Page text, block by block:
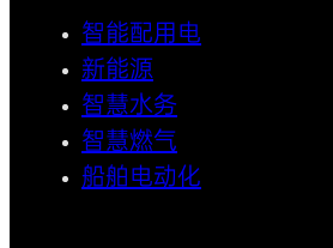
智能配用电
新能源
智慧水务
智慧燃气
船舶电动化